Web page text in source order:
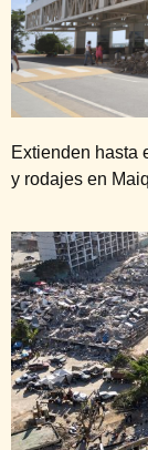
Extienden hasta
y rodajes en